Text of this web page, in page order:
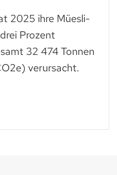
2025 ihre Müesli-
Prozent
32 474 Tonnen
verursacht.